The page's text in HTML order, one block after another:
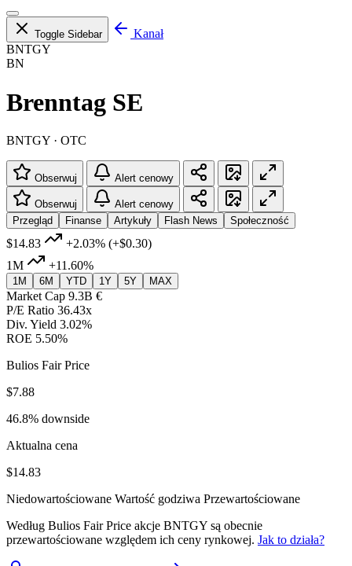
Toggle Sidebar
Kanał
BNTGY
BN
Brenntag SE
BNTGY · OTC
Obserwuj Alert cenowy
Obserwuj
Alert cenowy
Przegląd
Finanse Artykuły Flash News Społeczność
$14.83 +2.03% (+$0.30)
1M
+11.60%
1M 6M YTD 1Y 5Y MAX
Market Cap 9.3B €
P/E Ratio 36.43x
Div. Yield 3.02%
ROE 5.50%
Bulios Fair Price
$7.88
46.8% downside
Aktualna cena
$14.83
Niedowartościowane Wartość godziwa Przewartościowane
Według Bulios Fair Price akcje BNTGY są obecnie
przewartościowane względem ich ceny rynkowej. Jak to działa?